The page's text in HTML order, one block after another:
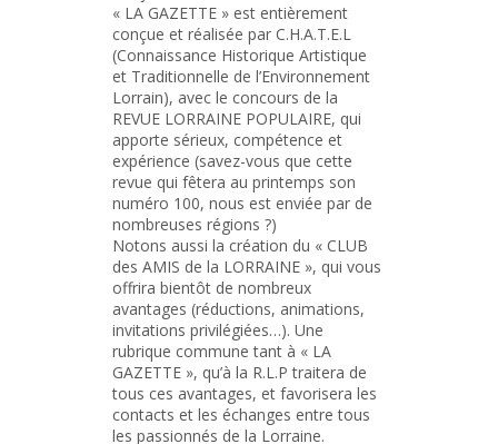
« LA GAZETTE » est entièrement
conçue et réalisée par C.H.A.T.E.L
(Connaissance Historique Artistique
et Traditionnelle de l’Environnement
Lorrain), avec le concours de la
REVUE LORRAINE POPULAIRE, qui
apporte sérieux, compétence et
expérience (savez-vous que cette
revue qui fêtera au printemps son
numéro 100, nous est enviée par de
nombreuses régions ?)
Notons aussi la création du « CLUB
des AMIS de la LORRAINE », qui vous
offrira bientôt de nombreux
avantages (réductions, animations,
invitations privilégiées…). Une
rubrique commune tant à « LA
GAZETTE », qu’à la R.L.P traitera de
tous ces avantages, et favorisera les
contacts et les échanges entre tous
les passionnés de la Lorraine.